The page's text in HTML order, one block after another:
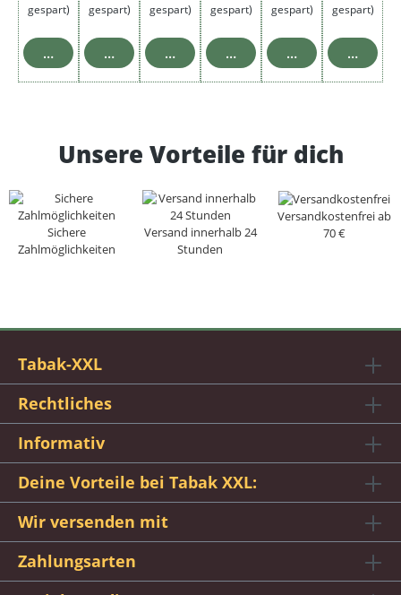
gespart)
In den Warenkorb
gespart)
In den Warenkorb
gespart)
In den Warenkorb
gespart)
In den Warenkorb
gespart)
In den
gespart)
In den
Unsere Vorteile für dich
Sichere
Zahlmöglichkeiten
Versand innerhalb 24
Stunden
Versandkostenfrei ab
70 €
Tabak-XXL
Rechtliches
Informativ
Deine Vorteile bei Tabak XXL:
Wir versenden mit
Zahlungsarten